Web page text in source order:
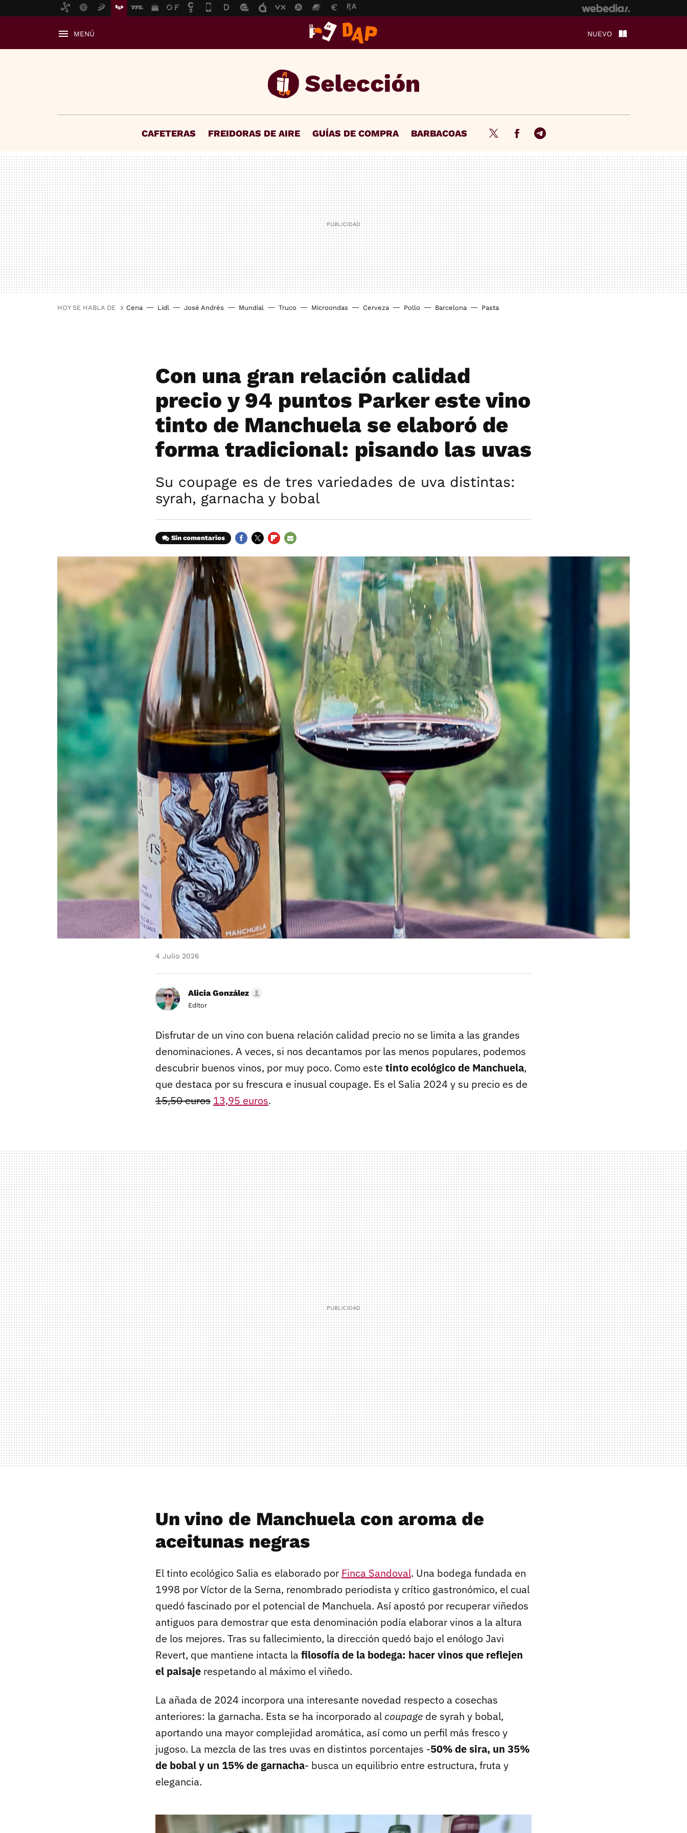
MENÚ NUEVO
CAFETERAS FREIDORAS DE AIRE GUÍAS DE COMPRA BARBACOAS Twitter FacebookTelegram
HOY SE HABLA DE Cena Lidl José Andrés Mundial Truco Microondas Cerveza Pollo Barcelona Pasta
Con una gran relación calidad
precio y 94 puntos Parker este vino
tinto de Manchuela se elaboró de
forma tradicional: pisando las uvas
Su coupage es de tres variedades de uva distintas:
syrah, garnacha y bobal
Sin comentarios
MAIL
4 Julio 2026
Alicia González
Editor
Disfrutar de un vino con buena relación calidad precio no se limita a las grandes
denominaciones. A veces, si nos decantamos por las menos populares, podemos
descubrir buenos vinos, por muy poco. Como este tinto ecológico de Manchuela,
que destaca por su frescura e inusual coupage. Es el Salia 2024 y su precio es de
15,50 euros 13,95 euros.
Un vino de Manchuela con aroma de
aceitunas negras
El tinto ecológico Salia es elaborado por Finca Sandoval. Una bodega fundada en
1998 por Víctor de la Serna, renombrado periodista y crítico gastronómico, el cual
quedó fascinado por el potencial de Manchuela. Así apostó por recuperar viñedos
antiguos para demostrar que esta denominación podía elaborar vinos a la altura
de los mejores. Tras su fallecimiento, la dirección quedó bajo el enólogo Javi
Revert, que mantiene intacta la filosofía de la bodega: hacer vinos que reflejen
el paisaje respetando al máximo el viñedo.
La añada de 2024 incorpora una interesante novedad respecto a cosechas
anteriores: la garnacha. Esta se ha incorporado al coupage de syrah y bobal,
aportando una mayor complejidad aromática, así como un perfil más fresco y
jugoso. La mezcla de las tres uvas en distintos porcentajes -50% de sira, un 35%
de bobal y un 15% de garnacha- busca un equilibrio entre estructura, fruta y
elegancia.